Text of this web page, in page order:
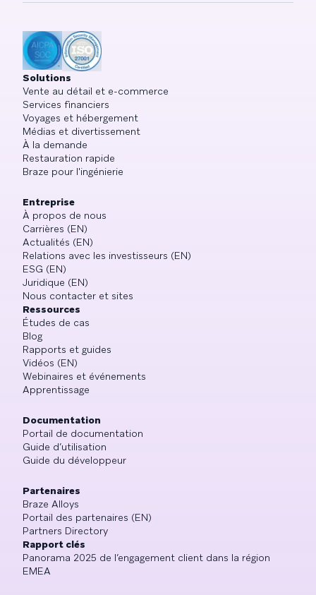
Solutions
Vente au détail et e-commerce
Services financiers
Voyages et hébergement
Médias et divertissement
À la demande
Restauration rapide
Braze pour l'ingénierie
Entreprise
À propos de nous
Carrières (EN)
Actualités (EN)
Relations avec les investisseurs (EN)
ESG (EN)
Juridique (EN)
Nous contacter et sites
Ressources
Études de cas
Blog
Rapports et guides
Vidéos (EN)
Webinaires et événements
Apprentissage
Documentation
Portail de documentation
Guide d’utilisation
Guide du développeur
Partenaires
Braze Alloys
Portail des partenaires (EN)
Partners Directory
Rapport clés
Panorama 2025 de l’engagement client dans la région
EMEA